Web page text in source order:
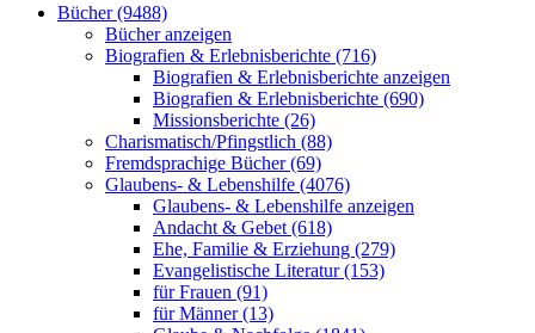
Bücher (9488)
Bücher anzeigen
Biografien & Erlebnisberichte (716)
Biografien & Erlebnisberichte anzeigen
Biografien & Erlebnisberichte (690)
Missionsberichte (26)
Charismatisch/Pfingstlich (88)
Fremdsprachige Bücher (69)
Glaubens- & Lebenshilfe (4076)
Glaubens- & Lebenshilfe anzeigen
Andacht & Gebet (618)
Ehe, Familie & Erziehung (279)
Evangelistische Literatur (153)
für Frauen (91)
für Männer (13)